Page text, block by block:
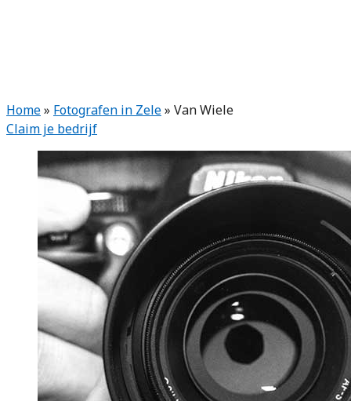
Home» Fotografen in Zele» Van Wiele
Claim je bedrijf